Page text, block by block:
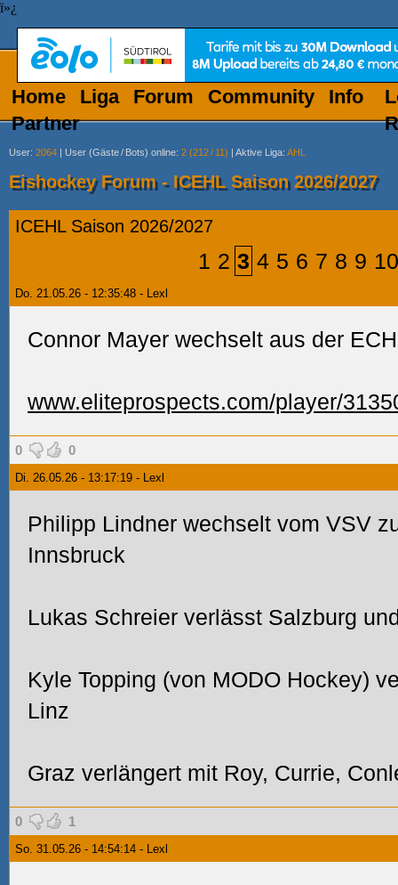
ï»¿
Home Liga Forum Community
Info
Partner
User: 2064 | User (Gäste/ Bots) online: 2 (212/ 11) | Aktive Liga: AHL
Eishockey Forum - ICEHL Saison 2026/2027
ICEHL Saison 2026/2027
1 2 3 4 5 6 7 8 9 10
Do. 21.05.26 - 12:35:48 - Lexl
Connor Mayer wechselt aus der
www.eliteprospects.com/player/
0 0
Di. 26.05.26 - 13:17:19 - Lexl
Philipp Lindner wechselt vom VSV
Innsbruck
Lukas Schreier verlässt Salzburg
Kyle Topping (von MODO Hockey)
Linz
Graz verlängert mit Roy, Currie,
0 1
So. 31.05.26 - 14:54:14 - Lexl